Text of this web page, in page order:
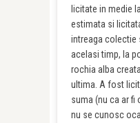
licitate in medie
estimata si
intreaga colectie
acelasi timp, la
rochia alba
ultima. A fost
suma (nu ca ar fi
nu se cunosc